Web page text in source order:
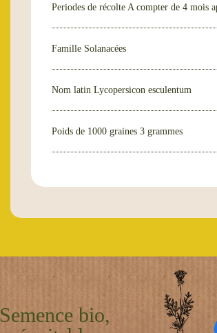
Periodes de récolte A compter de 4 mois
Famille Solanacées
Nom latin Lycopersicon esculentum
Poids de 1000 graines 3 grammes
Semence bio,